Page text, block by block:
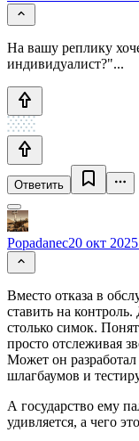
На вашу реплику
индивидуалист?"...
Ответить
Popadanec20 окт
Вместо отказа в
ставить на
столько симок.
просто отслеживая
Может он
шлагбаумов и
А государство ему
удивляется, а чего